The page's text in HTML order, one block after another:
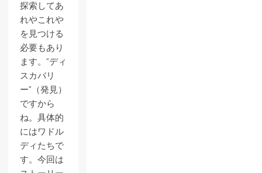
探索してあ
れやこれや
を見つける
必要もあり
ます。”ディ
スカバリ
ー”（発見）
ですから
ね。具体的
にはワドル
ディたちで
す。今回は